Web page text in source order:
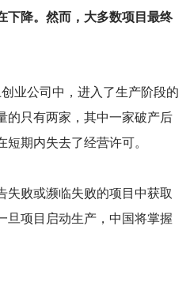
下降。然而，大多数项目最终
业公司中，进入了生产阶段的
的只有两家，其中一家破产后
期内失去了经营许可。
失败或濒临失败的项目中获取
旦项目启动生产，中国将掌握